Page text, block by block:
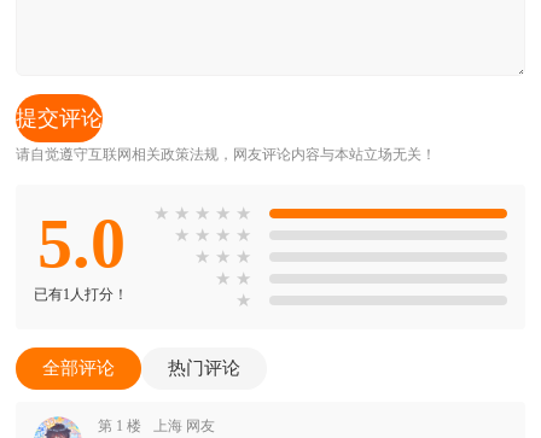
请自觉遵守互联网相关政策法规，网友评论内容与本站立场无关！
5.0
已有1人打分！
★ ★ ★ ★ ★
★ ★ ★ ★
★ ★ ★
★ ★
★
全部评论 热门评论
第 1 楼 上海 网友